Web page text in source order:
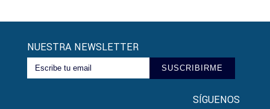
NUESTRA NEWSLETTER
SUSCRIBIRME
SÍGUENOS